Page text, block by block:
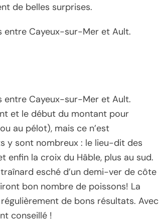
de belles surprises.
entre Cayeux-sur-Mer et Ault.
entre Cayeux-sur-Mer et Ault.
et le début du montant pour
au pélot), mais ce n’est
y sont nombreux : le lieu-dit des
enfin la croix du Hâble, plus au sud.
esché d’un demi-ver de côte
bon nombre de poissons! La
de bons résultats. Avec
conseillé !